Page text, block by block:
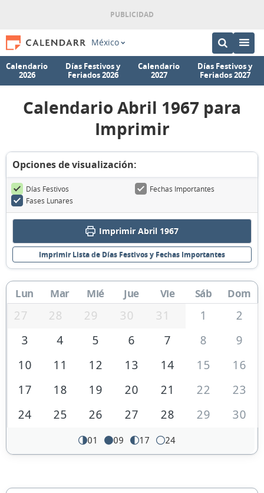
México
Calendario
2026
Días Festivos y
Feriados 2026
Calendario
2027
Días Festivos y
Feriados 2027
Calendario Abril 1967 para
Imprimir
Opciones de visualización:
Días Festivos
Fechas Importantes
Fases Lunares
Imprimir Abril 1967
Imprimir Lista de Días Festivos y Fechas Importantes
Lun Mar Mié Jue Vie Sáb Dom
27 28 29 30 31 1
2
3
4 5 6 7 8
9
10
11 12 13 14 15
16
17
18 19 20 21 22
23
24
25 26 27 28 29 30
01 09 17 24